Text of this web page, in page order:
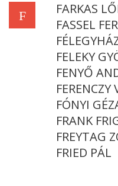
F
FARKAS
FASSEL
FELEKY
FENYŐ
FERENCZY
FÓNYI
FRANK
FREYTAG
FRIED PÁL